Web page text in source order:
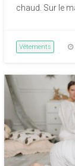
chaud. Sur le
Vêtements